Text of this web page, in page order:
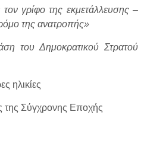
γρίφο της εκμετάλλευσης –
της ανατροπής»
του Δημοκρατικού Στρατού
ηλικίες
της Σύγχρονης Εποχής